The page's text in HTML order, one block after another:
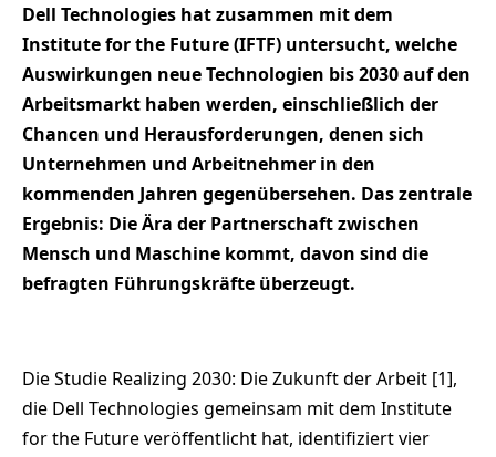
Dell Technologies hat zusammen mit dem
Institute for the Future (IFTF) untersucht, welche
Auswirkungen neue Technologien bis 2030 auf den
Arbeitsmarkt haben werden, einschließlich der
Chancen und Herausforderungen, denen sich
Unternehmen und Arbeitnehmer in den
kommenden Jahren gegenübersehen. Das zentrale
Ergebnis: Die Ära der Partnerschaft zwischen
Mensch und Maschine kommt, davon sind die
befragten Führungskräfte überzeugt.
Die Studie Realizing 2030: Die Zukunft der Arbeit [1],
die Dell Technologies gemeinsam mit dem Institute
for the Future veröffentlicht hat, identifiziert vier